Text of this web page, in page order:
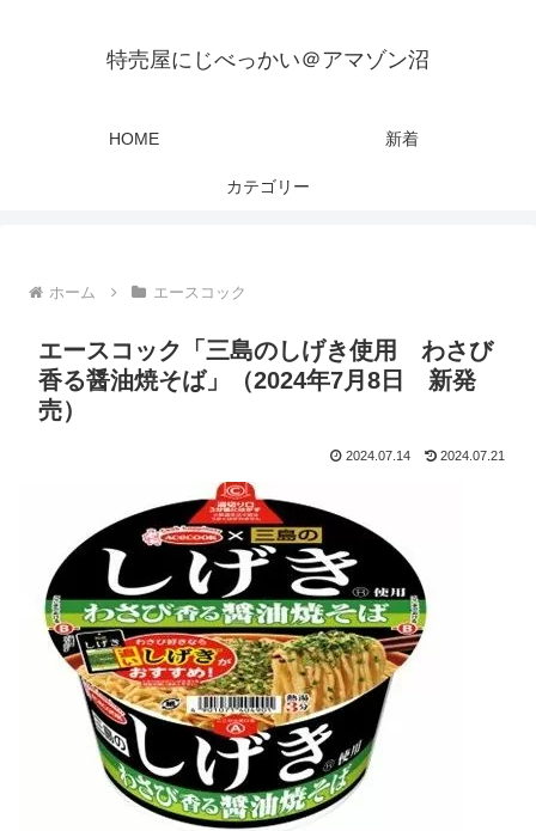
特売屋にじべっかい＠アマゾン沼
HOME 新着
カテゴリー
ホーム エースコック
エースコック「三島のしげき使用 わさび
香る醤油焼そば」（2024年7月8日 新発
売）
2024.07.14 2024.07.21